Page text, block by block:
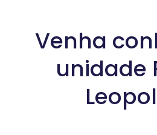
Venha
unidade